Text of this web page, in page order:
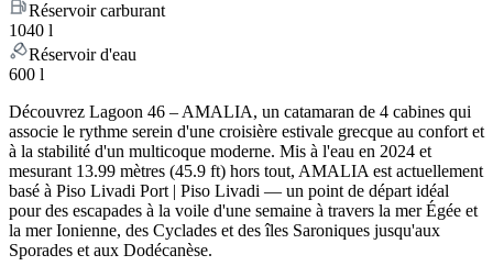
Réservoir carburant
1040 l
Réservoir d'eau
600 l
Découvrez Lagoon 46 – AMALIA, un catamaran de 4 cabines qui
associe le rythme serein d'une croisière estivale grecque au confort et
à la stabilité d'un multicoque moderne. Mis à l'eau en 2024 et
mesurant 13.99 mètres (45.9 ft) hors tout, AMALIA est actuellement
basé à Piso Livadi Port | Piso Livadi — un point de départ idéal
pour des escapades à la voile d'une semaine à travers la mer Égée et
la mer Ionienne, des Cyclades et des îles Saroniques jusqu'aux
Sporades et aux Dodécanèse.